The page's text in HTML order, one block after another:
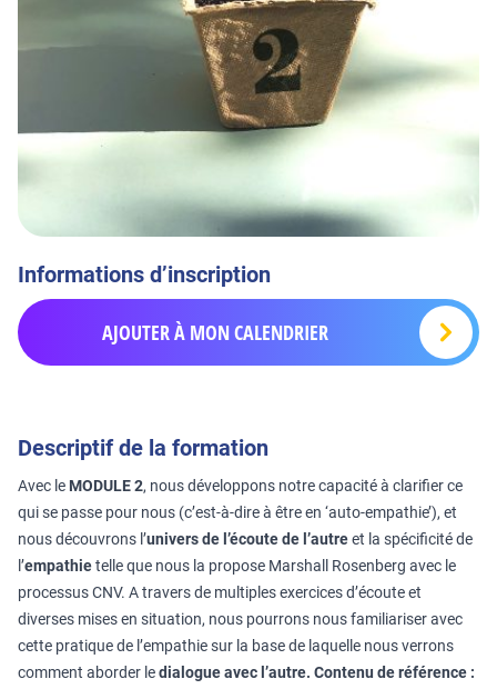
Informations d’inscription
AJOUTER À MON CALENDRIER
Descriptif de la formation
Avec le MODULE 2, nous développons notre capacité à clarifier ce
qui se passe pour nous (c’est-à-dire à être en ‘auto-empathie’), et
nous découvrons l’univers de l’écoute de l’autreet la spécificité de
l’empathietelle que nous la propose Marshall Rosenberg avec le
processus CNV. A travers de multiples exercices d’écoute et
diverses mises en situation, nous pourrons nous familiariser avec
cette pratique de l’empathie sur la base de laquelle nous verrons
comment aborder ledialogue avec l’autre. Contenu de référence :